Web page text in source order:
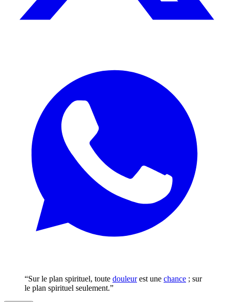
“Sur le plan spirituel, toute douleurest une chance ; sur
le plan spirituel seulement.”